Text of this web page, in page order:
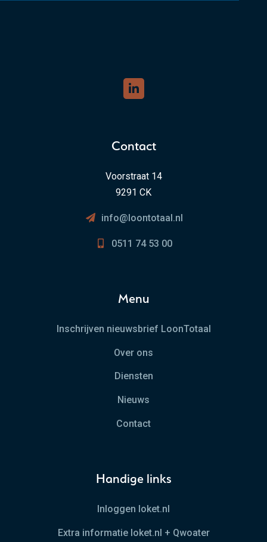
Contact
Voorstraat 14
9291 CK
info@loontotaal.nl
0511 74 53 00
Menu
Inschrijven nieuwsbrief LoonTotaal
Over ons
Diensten
Nieuws
Contact
Handige links
Inloggen loket.nl
Extra informatie loket.nl + Qwoater